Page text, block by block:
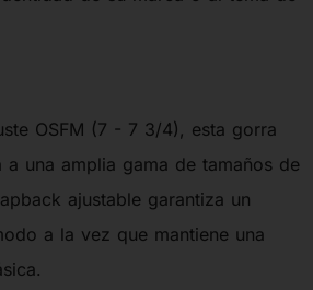
OSFM (7 - 7 3/4), esta gorra
a una amplia gama de tamaños de
ajustable garantiza un
a la vez que mantiene una